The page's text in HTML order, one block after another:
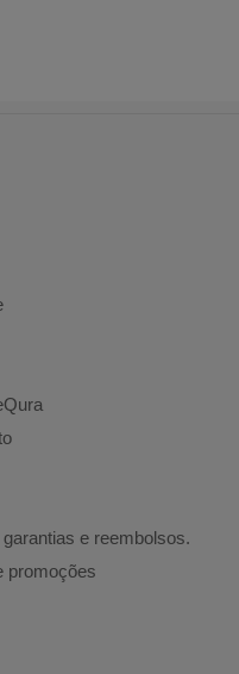
e reembolsos.
promoções